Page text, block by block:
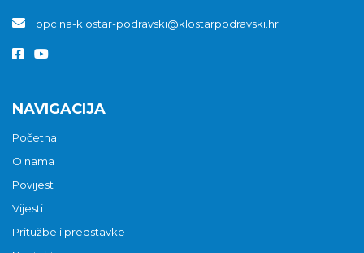
opcina-klostar-podravski@klostarpodravski.hr
NAVIGACIJA
Početna
O nama
Povijest
Vijesti
Pritužbe i predstavke